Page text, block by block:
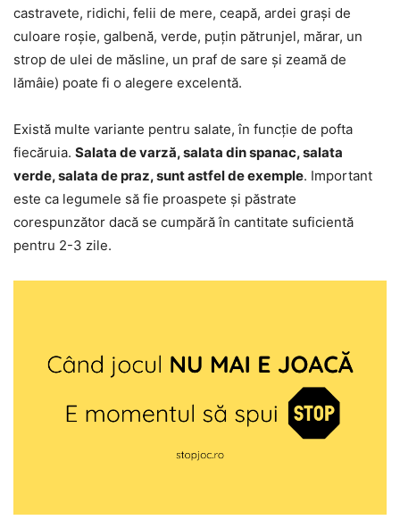
castravete, ridichi, felii de mere, ceapă, ardei grași de
culoare roșie, galbenă, verde, puțin pătrunjel, mărar, un
strop de ulei de măsline, un praf de sare și zeamă de
lămâie) poate fi o alegere excelentă.
Există multe variante pentru salate, în funcție de pofta
fiecăruia. Salata de varză, salata din spanac, salata
verde, salata de praz, sunt astfel de exemple. Important
este ca legumele să fie proaspete și păstrate
corespunzător dacă se cumpără în cantitate suficientă
pentru 2-3 zile.